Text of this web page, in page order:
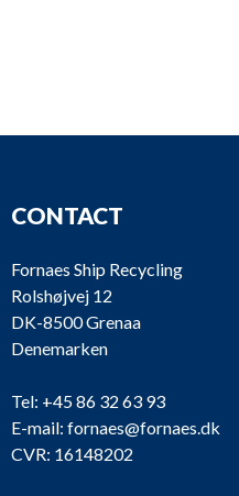
CONTACT
Fornaes Ship Recycling
Rolshøjvej 12
DK-8500 Grenaa
Denemarken
Tel: +45 86 32 63 93
E-mail: fornaes@fornaes.dk
CVR: 16148202